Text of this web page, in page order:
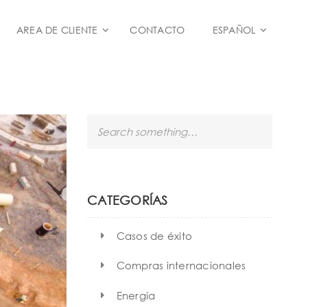
AREA DE CLIENTE CONTACTO ESPAÑOL
h
CATEGORÍAS
Casos de éxito
Compras internacionales
Energía